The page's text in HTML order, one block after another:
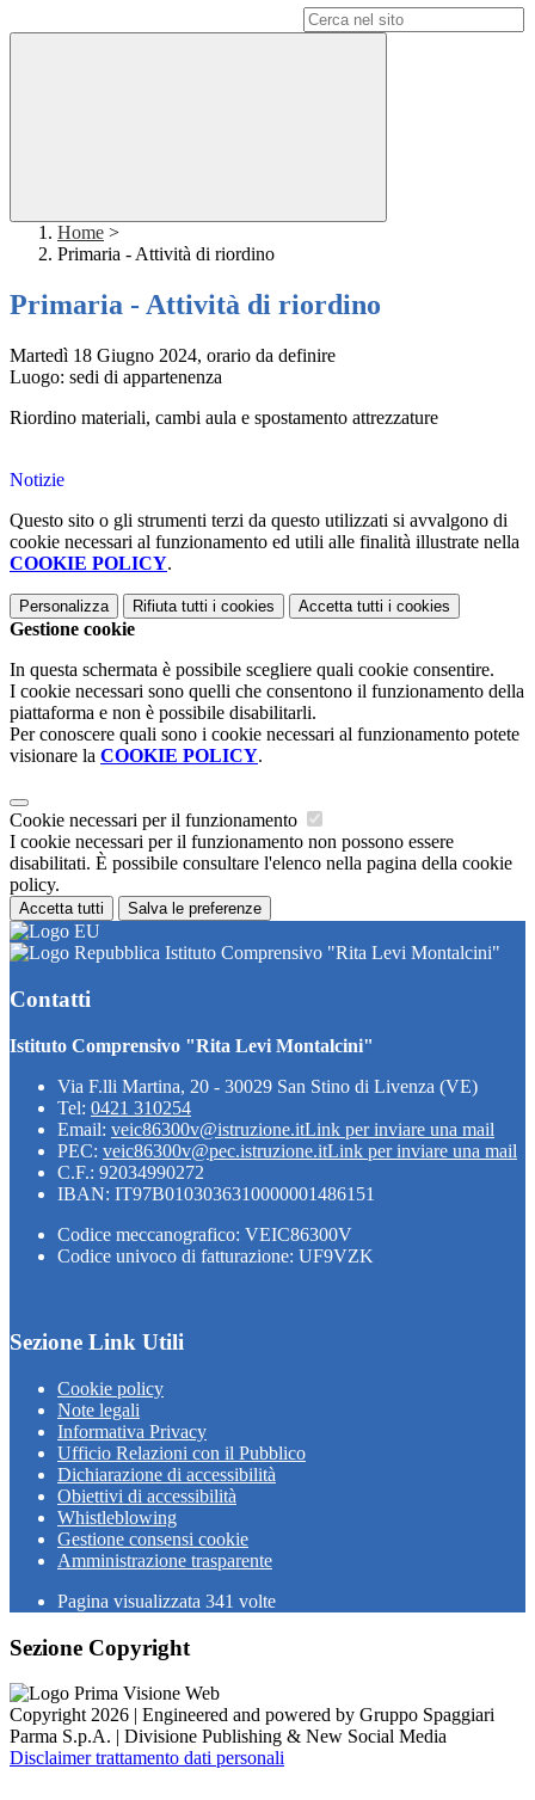
Home >
Primaria - Attività di riordino
Primaria - Attività di riordino
Martedì 18 Giugno 2024, orario da definire
Luogo: sedi di appartenenza
Riordino materiali, cambi aula e spostamento attrezzature
Notizie
Questo sito o gli strumenti terzi da questo utilizzati si avvalgono di
cookie necessari al funzionamento ed utili alle finalità illustrate nella
COOKIE POLICY.
Personalizza Rifiuta tutti i cookies Accetta tutti i cookies
Gestione cookie
In questa schermata è possibile scegliere quali cookie consentire.
I cookie necessari sono quelli che consentono il funzionamento della
piattaforma e non è possibile disabilitarli.
Per conoscere quali sono i cookie necessari al funzionamento potete
visionare la COOKIE POLICY.
Cookie necessari per il funzionamento
I cookie necessari per il funzionamento non possono essere
disabilitati. È possibile consultare l'elenco nella pagina della cookie
policy.
Accetta tutti Salva le preferenze
Istituto Comprensivo "Rita Levi Montalcini"
Contatti
Istituto Comprensivo "Rita Levi Montalcini"
Via F.lli Martina, 20 - 30029 San Stino di Livenza (VE)
Tel: 0421 310254
Email: veic86300v@istruzione.itLink per inviare una mail
PEC: veic86300v@pec.istruzione.itLink per inviare una mail
C.F.: 92034990272
IBAN: IT97B0103036310000001486151
Codice meccanografico: VEIC86300V
Codice univoco di fatturazione: UF9VZK
Sezione Link Utili
Cookie policy
Note legali
Informativa Privacy
Ufficio Relazioni con il Pubblico
Dichiarazione di accessibilità
Obiettivi di accessibilità
Whistleblowing
Gestione consensi cookie
Amministrazione trasparente
Pagina visualizzata 341 volte
Sezione Copyright
Copyright 2026 | Engineered and powered by Gruppo Spaggiari
Parma S.p.A. | Divisione Publishing & New Social Media
Disclaimer trattamento dati personali